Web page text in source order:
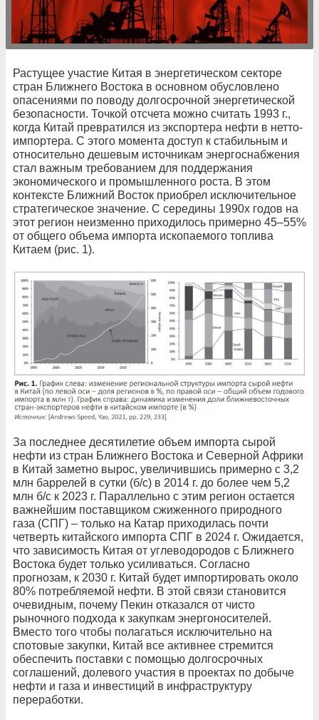
Растущее участие Китая в энергетическом секторе
стран Ближнего Востока в основном обусловлено
опасениями по поводу долгосрочной энергетической
безопасности. Точкой отсчета можно считать 1993 г.,
когда Китай превратился из экспортера нефти в нетто­
импортера. С этого момента доступ к стабильным и
относительно дешевым источникам энергоснабжения
стал важным требованием для поддержания
экономического и промышленного роста. В этом
контексте Ближний Восток приобрел исключительное
стратегическое значение. С середины 1990­х годов на
этот регион неизменно приходилось примерно 45–55%
от общего объема импорта ископаемого топлива
Китаем (рис. 1).
За последнее десятилетие объем импорта сырой
нефти из стран Ближнего Востока и Северной Африки
в Китай заметно вырос, увеличившись примерно с 3,2
млн баррелей в сутки (б/с) в 2014 г. до более чем 5,2
млн б/с к 2023 г. Параллельно с этим регион остается
важнейшим поставщиком сжиженного природного
газа (СПГ) – только на Катар приходилась почти
четверть китайского импорта СПГ в 2024 г. Ожидается,
что зависимость Китая от углеводородов с Ближнего
Востока будет только усиливаться. Согласно
прогнозам, к 2030 г. Китай будет импортировать около
80% потребляемой нефти. В этой связи становится
очевидным, почему Пекин отказался от чисто
рыночного подхода к закупкам энергоносителей.
Вместо того чтобы полагаться исключительно на
спотовые закупки, Китай все активнее стремится
обеспечить поставки с помощью долгосрочных
соглашений, долевого участия в проектах по добыче
нефти и газа и инвестиций в инфраструктуру
переработки.